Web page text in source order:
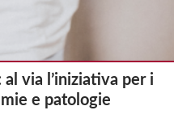
via l’iniziativa per i
e patologie